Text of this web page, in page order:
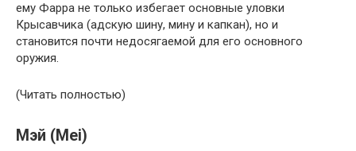
ему Фарра не только избегает основные уловки
Крысавчика (адскую шину, мину и капкан), но и
становится почти недосягаемой для его основного
оружия.
(Читать полностью)
Мэй (Mei)